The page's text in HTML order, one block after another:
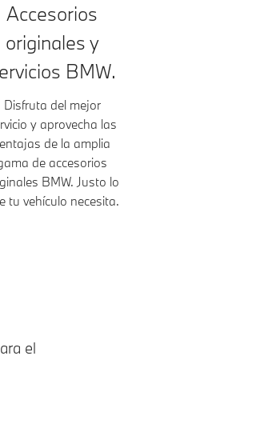
Accesorios
originales y
BMW.
Disfruta del mejor
y aprovecha las
de la amplia
de accesorios
BMW. Justo lo
tu vehículo necesita.
el